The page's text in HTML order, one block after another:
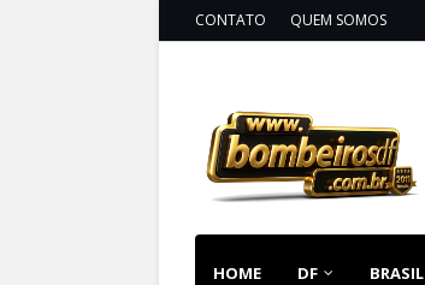
CONTATO QUEM SOMOS
HOME DF BRASIL